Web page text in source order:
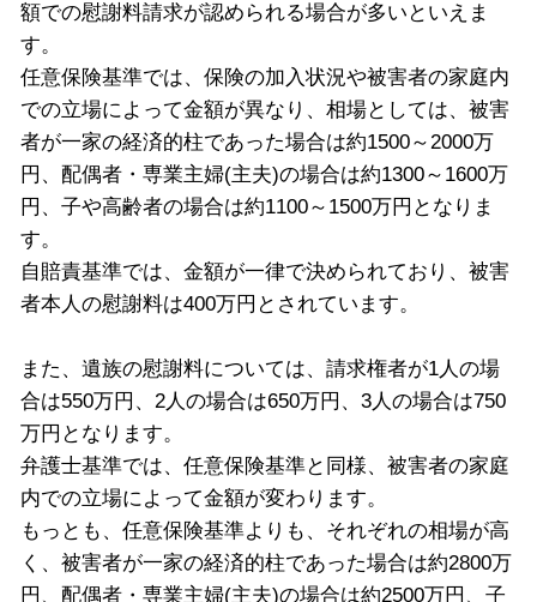
額での慰謝料請求が認められる場合が多いといえま
す。
任意保険基準では、保険の加入状況や被害者の家庭内
での立場によって金額が異なり、相場としては、被害
者が一家の経済的柱であった場合は約1500～2000万
円、配偶者・専業主婦(主夫)の場合は約1300～1600万
円、子や高齢者の場合は約1100～1500万円となりま
す。
自賠責基準では、金額が一律で決められており、被害
者本人の慰謝料は400万円とされています。
また、遺族の慰謝料については、請求権者が1人の場
合は550万円、2人の場合は650万円、3人の場合は750
万円となります。
弁護士基準では、任意保険基準と同様、被害者の家庭
内での立場によって金額が変わります。
もっとも、任意保険基準よりも、それぞれの相場が高
く、被害者が一家の経済的柱であった場合は約2800万
円、配偶者・専業主婦(主夫)の場合は約2500万円、子